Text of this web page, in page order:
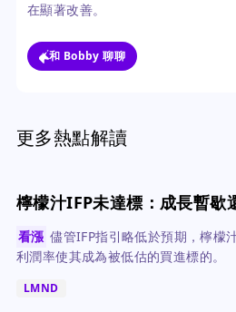
在顯著改善。
和 Bobby 聊聊
更多熱點解讀
檸檬汁IFP未達標：成長暫歇
看漲 儘管IFP指引略低於預期，檸檬
利潤率使其成為被低估的買進標的。
LMND